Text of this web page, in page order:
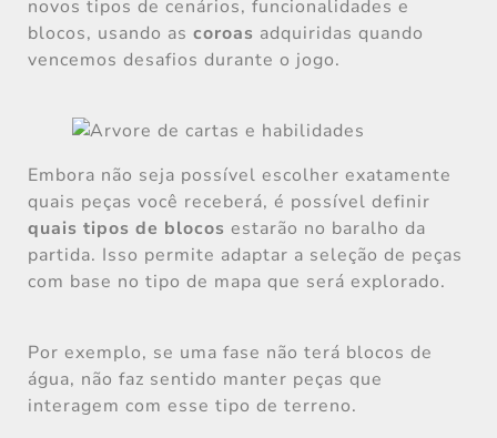
novos tipos de cenários, funcionalidades e
blocos, usando as coroas adquiridas quando
vencemos desafios durante o jogo.
Embora não seja possível escolher exatamente
quais peças você receberá, é possível definir
quais tipos de blocos estarão no baralho da
partida. Isso permite adaptar a seleção de peças
com base no tipo de mapa que será explorado.
Por exemplo, se uma fase não terá blocos de
água, não faz sentido manter peças que
interagem com esse tipo de terreno.